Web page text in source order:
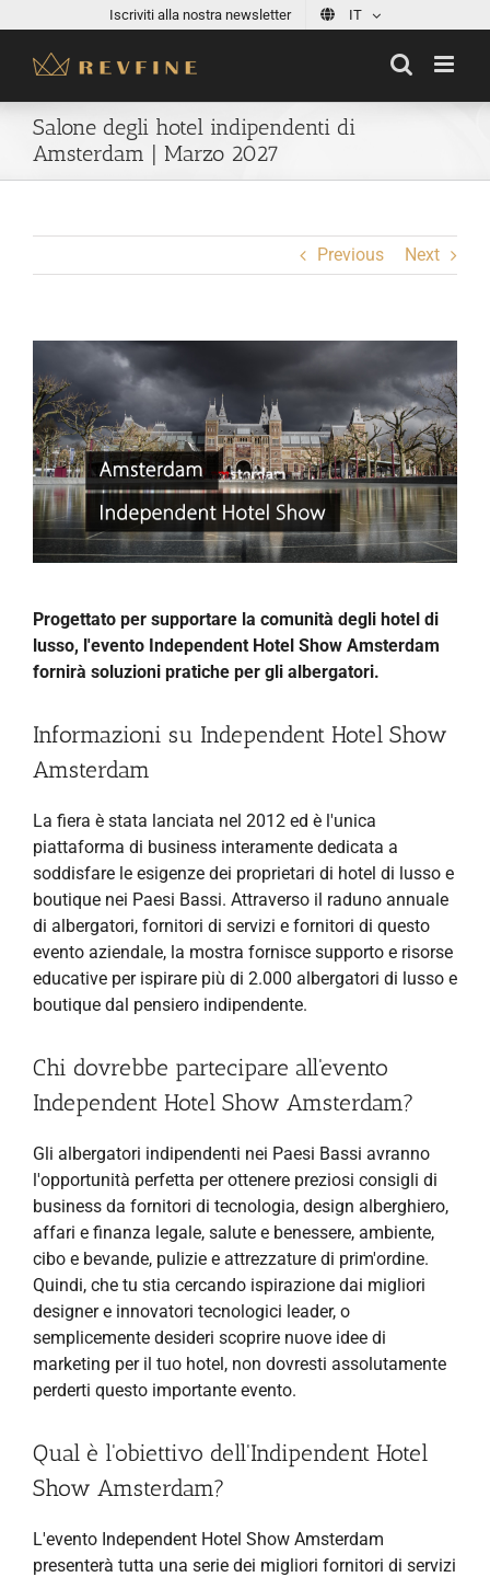
content
Iscriviti alla nostra newsletter IT
Salone degli hotel indipendenti di
Amsterdam | Marzo 2027
Previous Next
Larger
Image
Progettato per supportare la comunità degli hotel di
lusso, l'evento Independent Hotel Show Amsterdam
fornirà soluzioni pratiche per gli albergatori.
Informazioni su Independent Hotel Show
Amsterdam
La fiera è stata lanciata nel 2012 ed è l'unica
piattaforma di business interamente dedicata a
soddisfare le esigenze dei proprietari di hotel di lusso e
boutique nei Paesi Bassi. Attraverso il raduno annuale
di albergatori, fornitori di servizi e fornitori di questo
evento aziendale, la mostra fornisce supporto e risorse
educative per ispirare più di 2.000 albergatori di lusso e
boutique dal pensiero indipendente.
Chi dovrebbe partecipare all'evento
Independent Hotel Show Amsterdam?
Gli albergatori indipendenti nei Paesi Bassi avranno
l'opportunità perfetta per ottenere preziosi consigli di
business da fornitori di tecnologia, design alberghiero,
affari e finanza legale, salute e benessere, ambiente,
cibo e bevande, pulizie e attrezzature di prim'ordine.
Quindi, che tu stia cercando ispirazione dai migliori
designer e innovatori tecnologici leader, o
semplicemente desideri scoprire nuove idee di
marketing per il tuo hotel, non dovresti assolutamente
perderti questo importante evento.
Qual è l'obiettivo dell'Indipendent Hotel
Show Amsterdam?
L'evento Independent Hotel Show Amsterdam
presenterà tutta una serie dei migliori fornitori di servizi